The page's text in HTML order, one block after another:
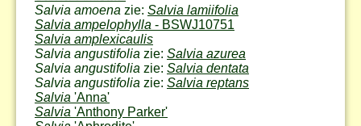
Salvia amoena zie: Salvia lamiifolia
Salvia ampelophylla - BSWJ10751
Salvia amplexicaulis
Salvia angustifolia zie: Salvia azurea
Salvia angustifolia zie: Salvia dentata
Salvia angustifolia zie: Salvia reptans
Salvia 'Anna'
Salvia 'Anthony Parker'